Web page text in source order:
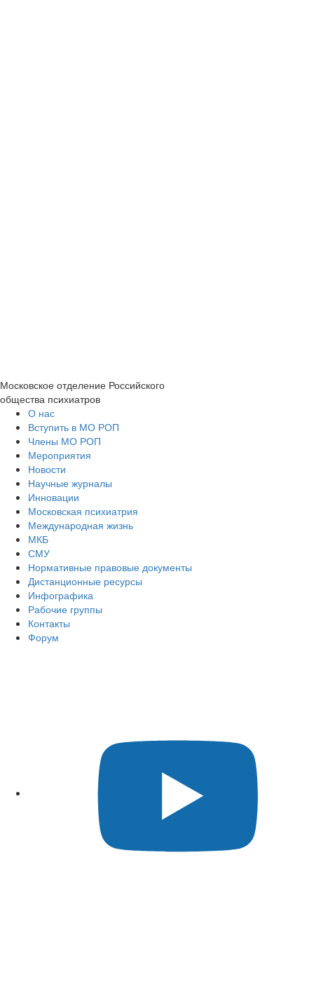
Московское отделение Российского
общества психиатров
О нас
Вступить в МО РОП
Члены МО РОП
Мероприятия
Новости
Научные журналы
Инновации
Московская психиатрия
Международная жизнь
МКБ
СМУ
Нормативные правовые документы
Дистанционные ресурсы
Инфографика
Рабочие группы
Контакты
Форум